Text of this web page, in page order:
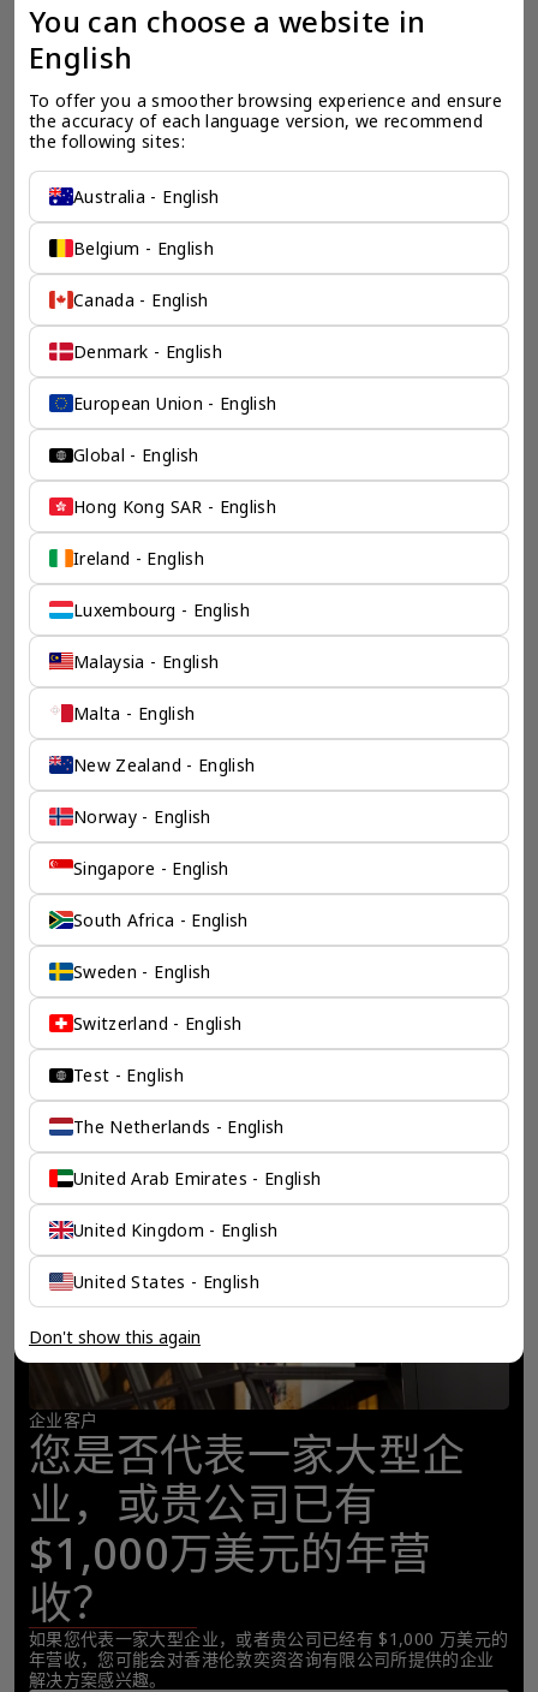
一个全服务咨询公司为您
保驾护航
奕资环球是您值得信赖的海外合作伙伴。我们是香港伦敦奕资
咨询有限公司的零售咨询部门，这是一家总部位于香港的全球
凭借其战略优势，我们可以将客户与全球市场的机遇联系起
来，并为21个行业的客户提供服务。
了解香港伦敦奕资咨询有限公司 >
企业客户
您是否代表一家大型企
业，或贵公司已有
$1,000万美元的年营
收？
如果您代表一家大型企业，或者贵公司已经有 $1,000 万美元的
年营收，您可能会对香港伦敦奕资咨询有限公司所提供的企业
解决方案感兴趣。
You can choose a website in
English
To offer you a smoother browsing experience and ensure
the accuracy of each language version, we recommend
the following sites:
Australia - English
Belgium - English
Canada - English
Denmark - English
European Union - English
Global - English
Hong Kong SAR - English
Ireland - English
Luxembourg - English
Malaysia - English
Malta - English
New Zealand - English
Norway - English
Singapore - English
South Africa - English
Sweden - English
Switzerland - English
Test - English
The Netherlands - English
United Arab Emirates - English
United Kingdom - English
United States - English
Don't show this again